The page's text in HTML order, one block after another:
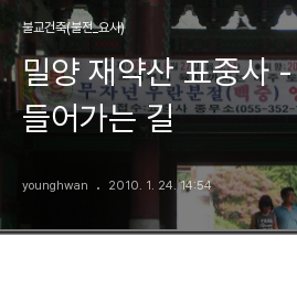
불교건축(불전_요사)
밀양 재약산 표중사
들어가는 길
younghwan 2010. 1. 24. 14:54